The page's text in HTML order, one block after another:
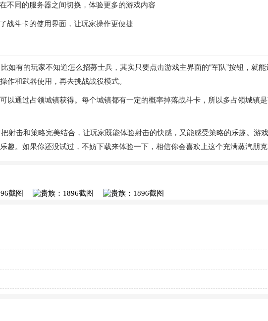
不同的服务器之间切换，体验更多的游戏内容
战斗卡的使用界面，让玩家操作更便捷
如有的玩家不知道怎么招募士兵，其实只要点击游戏主界面的“军队”按钮，就
作和武器使用，再去挑战战役模式。
以通过占领城镇获得。每个城镇都有一定的概率掉落战斗卡，所以多占领城镇
射击和策略完美结合，让玩家既能体验射击的快感，又能感受策略的乐趣。游
趣。如果你还没试过，不妨下载来体验一下，相信你会喜欢上这个充满蒸汽朋克